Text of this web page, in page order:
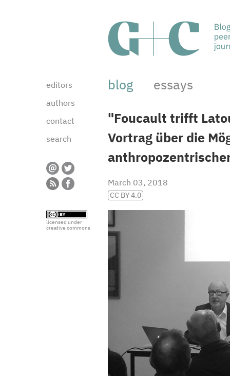
editors
authors
contact
search
licensed under
creative commons
blog
essays
"Foucault trifft
Vortrag über die
March 03, 2018
CC BY 4.0